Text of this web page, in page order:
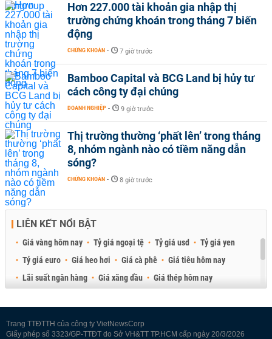
Hơn 227.000 tài khoản gia nhập thị
trường chứng khoán trong tháng 7 biến
động
CHỨNG KHOÁN - 7 giờ trước
Bamboo Capital và BCG Land bị hủy tư
cách công ty đại chúng
DOANH NGHIỆP - 9 giờ trước
Thị trường thường ‘phất lên’ trong tháng
8, nhóm ngành nào có tiềm năng dẫn
sóng?
CHỨNG KHOÁN - 8 giờ trước
LIÊN KẾT NỔI BẬT
Giá vàng hôm nay Tỷ giá ngoại tệ Tỷ giá usd
Tỷ giá yen
Tỷ giá euro
Giá heo hơi Giá cà phê
Giá tiêu hôm nay
Lãi suất ngân hàng
Giá xăng dầu
Giá thép hôm nay
Trang TTĐTTH của công ty VietNewsCorp
Giấy phép số 3323/GP-TTĐT do Sở VH&TT TP.HCM cấp ngày 20/3/2026